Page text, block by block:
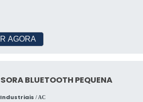
com alta capacidade de
de documentos que serão
AGORA
BLUETOOTH PEQUENA
Industriais / AC